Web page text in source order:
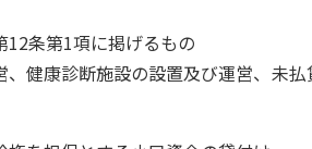
条第1項に掲げるもの
健康診断施設の設置及び運営、未